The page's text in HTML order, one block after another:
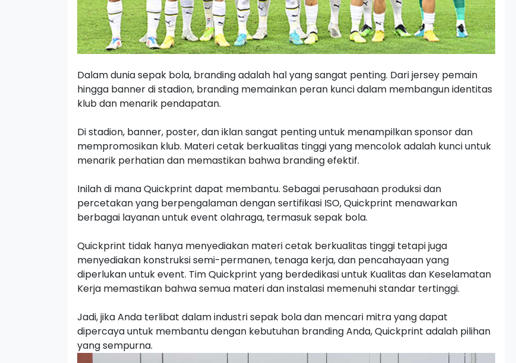
Dalam dunia sepak bola, branding adalah hal yang sangat penting. Dari jersey pemain
hingga banner di stadion, branding memainkan peran kunci dalam membangun identitas
klub dan menarik pendapatan.
Di stadion, banner, poster, dan iklan sangat penting untuk menampilkan sponsor dan
mempromosikan klub. Materi cetak berkualitas tinggi yang mencolok adalah kunci untuk
menarik perhatian dan memastikan bahwa branding efektif.
Inilah di mana Quickprint dapat membantu. Sebagai perusahaan produksi dan
percetakan yang berpengalaman dengan sertifikasi ISO, Quickprint menawarkan
berbagai layanan untuk event olahraga, termasuk sepak bola.
Quickprint tidak hanya menyediakan materi cetak berkualitas tinggi tetapi juga
menyediakan konstruksi semi-permanen, tenaga kerja, dan pencahayaan yang
diperlukan untuk event. Tim Quickprint yang berdedikasi untuk Kualitas dan Keselamatan
Kerja memastikan bahwa semua materi dan instalasi memenuhi standar tertinggi.
Jadi, jika Anda terlibat dalam industri sepak bola dan mencari mitra yang dapat
dipercaya untuk membantu dengan kebutuhan branding Anda, Quickprint adalah pilihan
yang sempurna.